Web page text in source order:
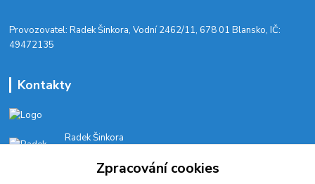
​Provozovatel: Radek Šinkora, Vodní 2462/11, 678 01 Blansko, IČ:
49472135
Kontakty
Radek Šinkora
E-SHOP: Po-Pá, 8-17 hod.
Zpracování cookies